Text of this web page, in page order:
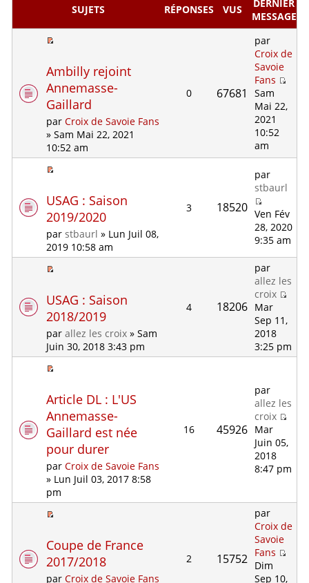
SUJETS RÉPONSES VUS
DERNIER
MESSAGE
Ambilly rejoint
Annemasse-
Gaillard
parCroix de Savoie Fans
» Sam Mai 22, 2021
10:52 am
0 67681
par
Croix de
Savoie
Fans
Sam
Mai 22,
2021
10:52
am
USAG : Saison
2019/2020
parstbaurl » Lun Juil 08,
2019 10:58 am
3 18520
par
stbaurl
Ven Fév
28, 2020
9:35 am
USAG : Saison
2018/2019
parallez les croix » Sam
Juin 30, 2018 3:43 pm
4 18206
par
allez les
croix
Mar
Sep 11,
2018
3:25 pm
Article DL : L'US
Annemasse-
Gaillard est née
pour durer
parCroix de Savoie Fans
» Lun Juil 03, 2017 8:58
pm
16 45926
par
allez les
croix
Mar
Juin 05,
2018
8:47 pm
Coupe de France
2017/2018
parCroix de Savoie Fans
2 15752
par
Croix de
Savoie
Fans
Dim
Sep 10,